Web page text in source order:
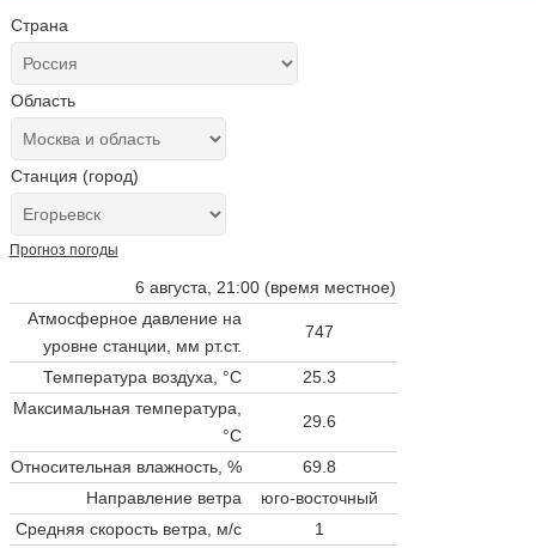
Страна
Область
Станция (город)
Прогноз погоды
6 августа, 21:00 (время местное)
Атмосферное давление на
уровне станции, мм рт.ст.
747
Температура воздуха, °C
25.3
Максимальная температура,
°C
29.6
Относительная влажность, %
69.8
Направление ветра
юго-восточный
Средняя скорость ветра, м/с
1